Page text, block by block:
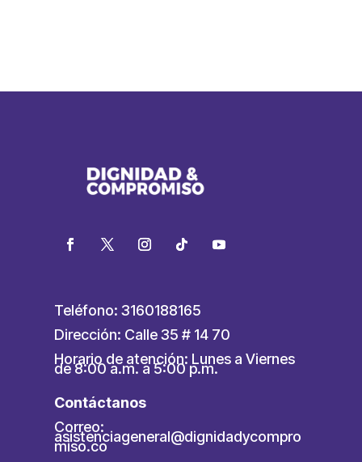
Teléfono: 3160188165
Dirección: Calle 35 # 14 70
Horario de atención: Lunes a Viernes
de 8:00 a.m. a 5:00 p.m.
Contáctanos
Correo:
asistenciageneral@dignidadycompro
miso.co